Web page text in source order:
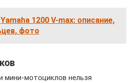
Yamaha 1200 V-max: описание,
фото
мини-мотоциклов нельзя